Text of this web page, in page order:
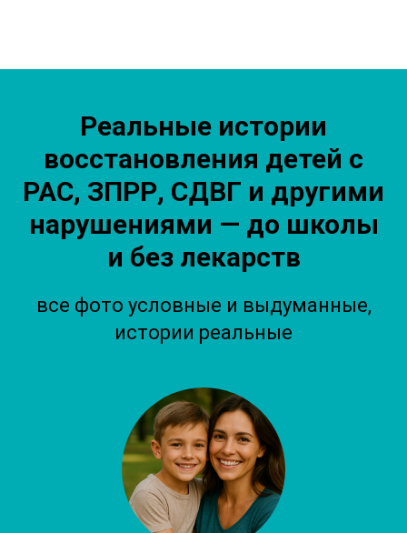
Реальные истории
восстановления детей с
РАС, ЗПРР, СДВГ и другими
нарушениями — до школы
и без лекарств
все фото условные и выдуманные,
истории реальные